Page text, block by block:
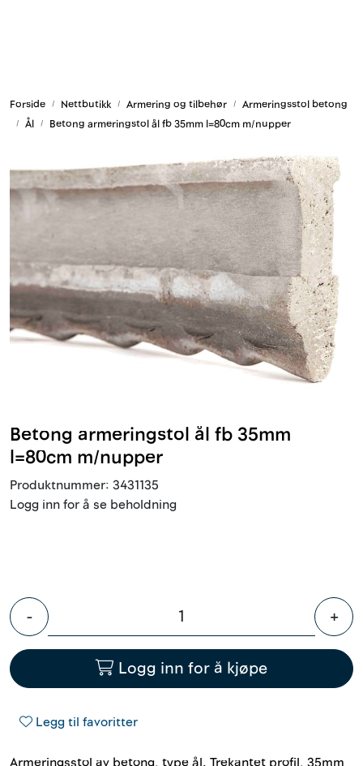
Forside Nettbutikk Armering og tilbehør
Armeringsstol betong
Ål
Betong armeringstol ål fb 35mm l=80cm m/nupper
Betong armeringstol ål fb 35mm
l=80cm m/nupper
Produktnummer: 3431135
Logg inn for å se beholdning
- +
Logg inn for å kjøpe
Legg til favoritter
Belysning og sesong
Festemateriell
Grunn og isolasjon
HMS
Mur og mørtel
Trelast og finer
Vanntetting
Forskaling
Tjenester
Prosjekter